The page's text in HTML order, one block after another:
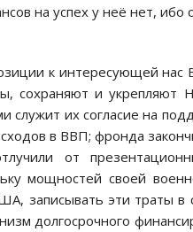
на успех у неё нет,
к интересующей нас
сохраняют и укрепляют
их согласие на
в ВВП; фронда
от
мощностей своей
записывать эти траты
долгосрочного